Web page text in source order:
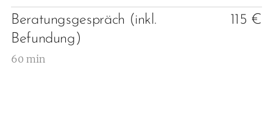
Beratungsgespräch (inkl.
Befundung)
60 min
115 €